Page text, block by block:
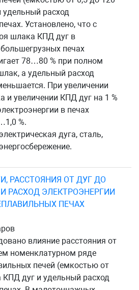
расход
Установлено, что с
шлака КПД дуг в
печах
78…80 % при полном
а удельный расход
При увеличении
и увеличении КПД дуг на 1 %
в печах
%.
дуга, сталь,
РАССТОЯНИЯ ОТ ДУГ ДО
РАСХОД ЭЛЕКТРОЭНЕРГИИ
ПЕЧАХ
влияние расстояния от
номенклатурном ряде
печей (емкостью от
КПД дуг и удельный расход